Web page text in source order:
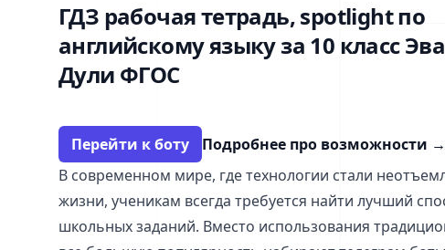
ГДЗ рабочая тетрадь, spotlight по
английскому языку за 10 класс
Дули ФГОС
Перейти к боту Подробнее про возможности →
В современном мире, где технологии стали
жизни, ученикам всегда требуется найти лучший
школьных заданий. Вместо использования